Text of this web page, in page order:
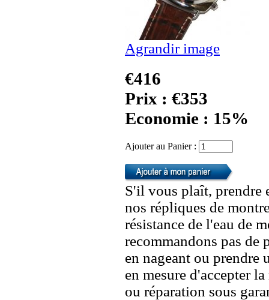
Agrandir image
€416
Prix : €353
Economie : 15%
Ajouter au Panier :
S'il vous plaît, prendre
nos répliques de
résistance de l'eau de
recommandons pas de
en nageant ou prendre
en mesure d'accepter
ou réparation sous